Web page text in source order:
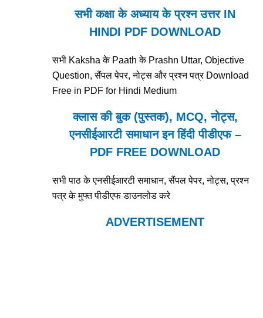
सभी कक्षा के अध्याय के प्रश्न उत्तर IN
HINDI PDF DOWNLOAD
सभी Kaksha के Paath के Prashn Uttar, Objective
Question, सैंपल पेपर, नोट्स और प्रश्न पत्र Download
Free in PDF for Hindi Medium
क्लास की बुक (पुस्तक), MCQ, नोट्स,
एनसीईआरटी समाधान इन हिंदी पीडीएफ –
PDF FREE DOWNLOAD
सभी पाठ के एनसीईआरटी समाधान, सैंपल पेपर, नोट्स, प्रश्न
पत्र के मुफ्त पीडीएफ डाउनलोड करे
ADVERTISEMENT